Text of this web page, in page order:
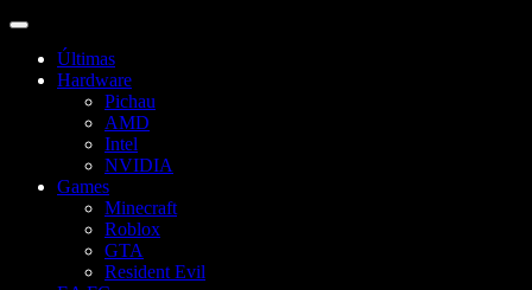
Abrir
Últimas
Hardware
Pichau
AMD
Intel
NVIDIA
Games
Minecraft
Roblox
GTA
Resident Evil